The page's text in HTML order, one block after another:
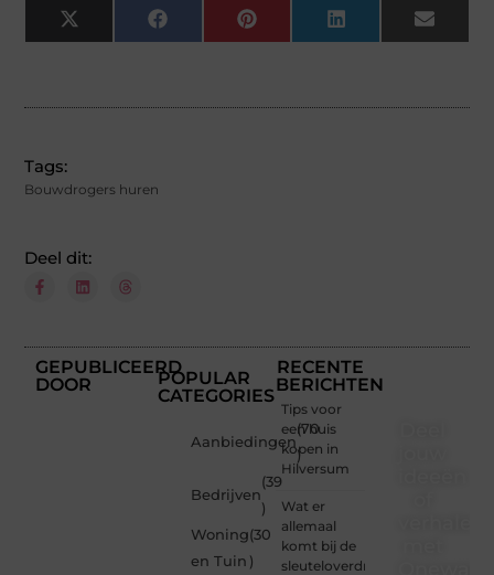
X
(Twitter)
Facebook Pinterest LinkedIn Email
Tags:
Bouwdrogers huren
Deel dit:
GEPUBLICEERD
DOOR
POPULAR
CATEGORIES
Aanbiedingen
(70
)
Bedrijven
(39
)
Woning
en Tuin
(30
)
RECENTE
BERICHTEN
Tips voor
een huis
kopen in
Hilversum
Wat er
allemaal
komt bij de
sleuteloverdracht